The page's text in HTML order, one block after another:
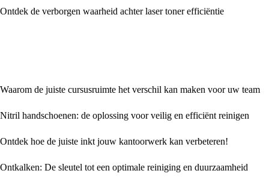
Ontdek de verborgen waarheid achter laser toner efficiëntie
Waarom de juiste cursusruimte het verschil kan maken voor uw team
Nitril handschoenen: de oplossing voor veilig en efficiënt reinigen
Ontdek hoe de juiste inkt jouw kantoorwerk kan verbeteren!
Ontkalken: De sleutel tot een optimale reiniging en duurzaamheid